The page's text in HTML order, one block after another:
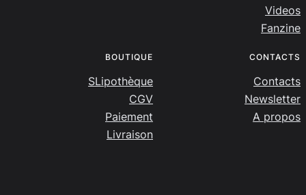
Videos
Fanzine
BOUTIQUE
SLipothèque
CGV
Paiement
Livraison
CONTACTS
Contacts
Newsletter
A propos